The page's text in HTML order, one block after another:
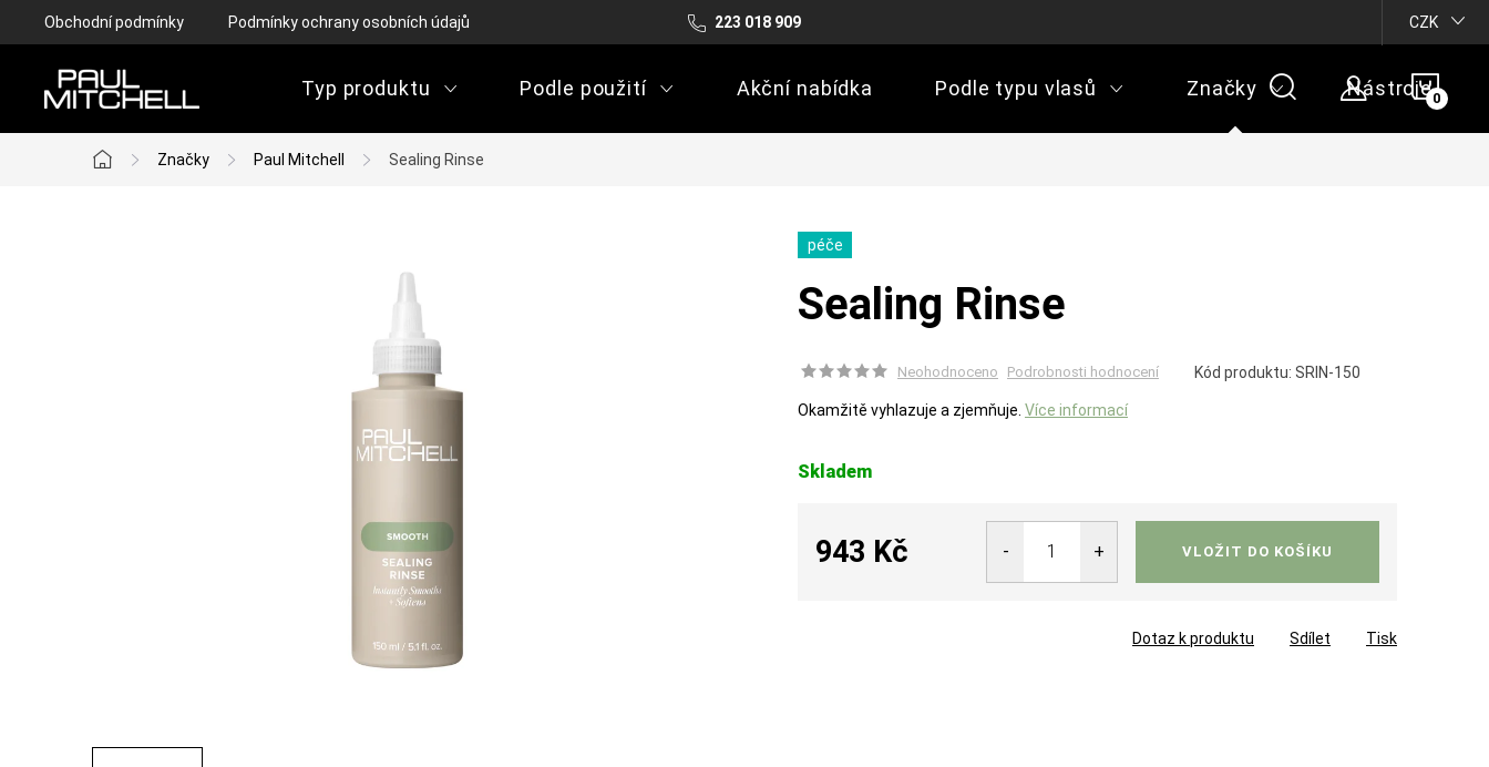
223 018 909
Obchodní podmínky Podmínky ochrany osobních údajů CZK
Typ produktu Podle použití Akční nabídka Podle typu vlasů Značky Nástroje
Domů
Značky Paul Mitchell Sealing Rinse
péče
Sealing Rinse
Neohodnoceno Podrobnosti hodnocení Kód produktu: SRIN-150
Okamžitě vyhlazuje a zjemňuje. Více informací
Skladem
943 Kč VLOŽIT DO KOŠÍKU
Tisk
Dotaz k produktu Sdílet